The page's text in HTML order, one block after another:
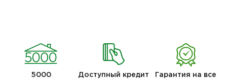
5000
Доступный кредит
Гарантия на все